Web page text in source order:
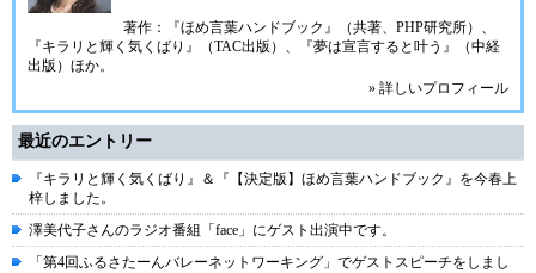
著作：『ほめ言葉ハンドブック』（共著、PHP研究所）、
『キラリと輝く気くばり』（TAC出版）、『夢は宣言すると叶う』（中経
出版）ほか。
» 詳しいプロフィール
最近のエントリー
『キラリと輝く気くばり』＆『【決定版】ほめ言葉ハンドブック』を今春上
梓しました。
澤美代子さんのラジオ番組「face」にゲスト出演中です。
「第4回ふるさたーんバレーネットワーキング」でゲストスピーチをしまし